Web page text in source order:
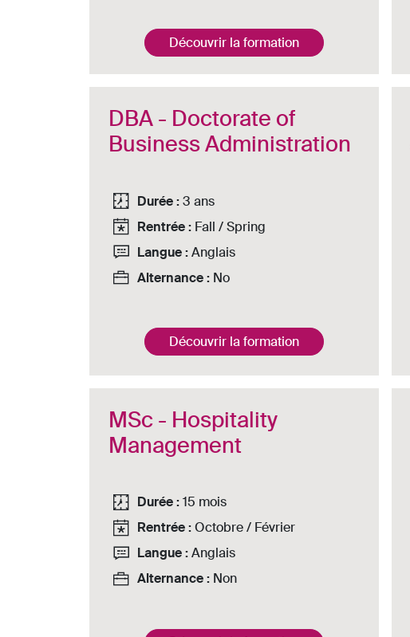
Découvrir la formation
DBA - Doctorate of
Business Administration
Durée :3 ans
Rentrée : Fall / Spring
Langue :Anglais
Alternance : No
Découvrir la formation
MSc - Hospitality
Management
Durée :15 mois
Rentrée :Octobre / Février
Langue :Anglais
Alternance : Non